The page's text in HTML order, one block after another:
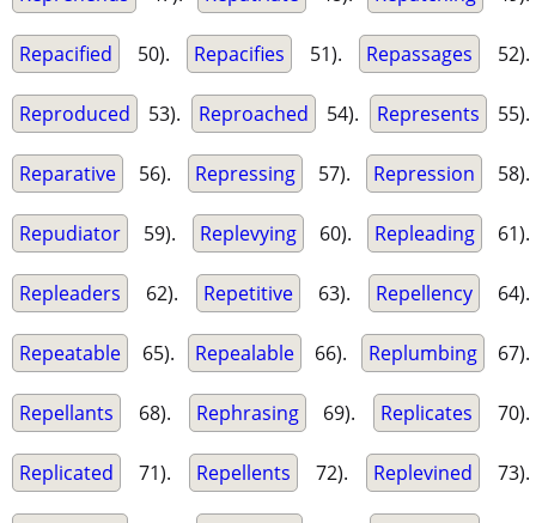
Repacified 50). Repacifies 51). Repassages 52).
Reproduced 53). Reproached 54). Represents 55).
Reparative 56). Repressing 57). Repression 58).
Repudiator 59). Replevying 60). Repleading 61).
Repleaders 62). Repetitive 63). Repellency 64).
Repeatable 65). Repealable 66). Replumbing 67).
Repellants 68). Rephrasing 69). Replicates 70).
Replicated 71). Repellents 72). Replevined 73).